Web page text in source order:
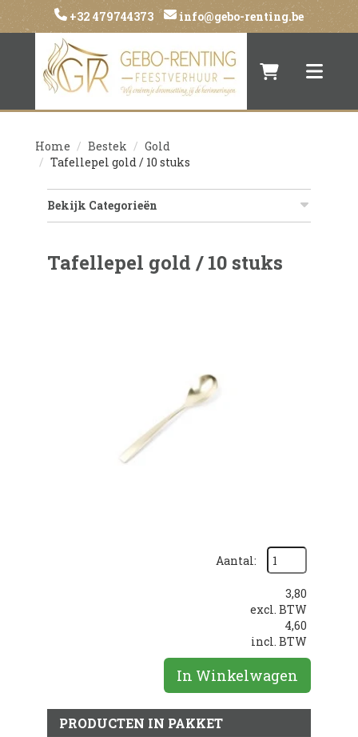
+32 479744373 info@gebo-renting.be
Naar Toggle
Home Bestek
Gold
Tafellepel gold / 10 stuks
Bekijk Categorieën
Tafellepel gold / 10 stuks
Aantal:
3,80
excl. BTW
4,60
incl. BTW
In Winkelwagen
PRODUCTEN IN PAKKET